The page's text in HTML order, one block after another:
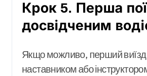
Крок 5. Перша
досвідченим
Якщо можливо, перший виїзд
наставником або